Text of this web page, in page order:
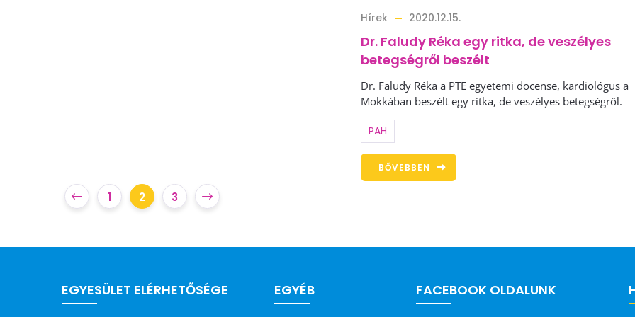
Hírek 2020.12.15.
Dr. Faludy Réka egy ritka, de veszélyes
betegségről beszélt
Dr. Faludy Réka a PTE egyetemi docense, kardiológus a
Mokkában beszélt egy ritka, de veszélyes betegségről.
PAH
BŐVEBBEN
1 2 3
EGYESÜLET ELÉRHETŐSÉGE EGYÉB FACEBOOK OLDALUNK